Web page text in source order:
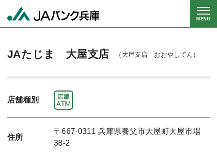
MENU
JAたじま 大屋支店 （大屋支店 おおやしてん）
店舗種別
住所
〒667-0311 兵庫県養父市大屋町大屋市場
38-2